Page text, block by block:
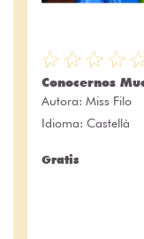
Conocernos
Autora: Miss Filo
Idioma: Castellà
Gratis